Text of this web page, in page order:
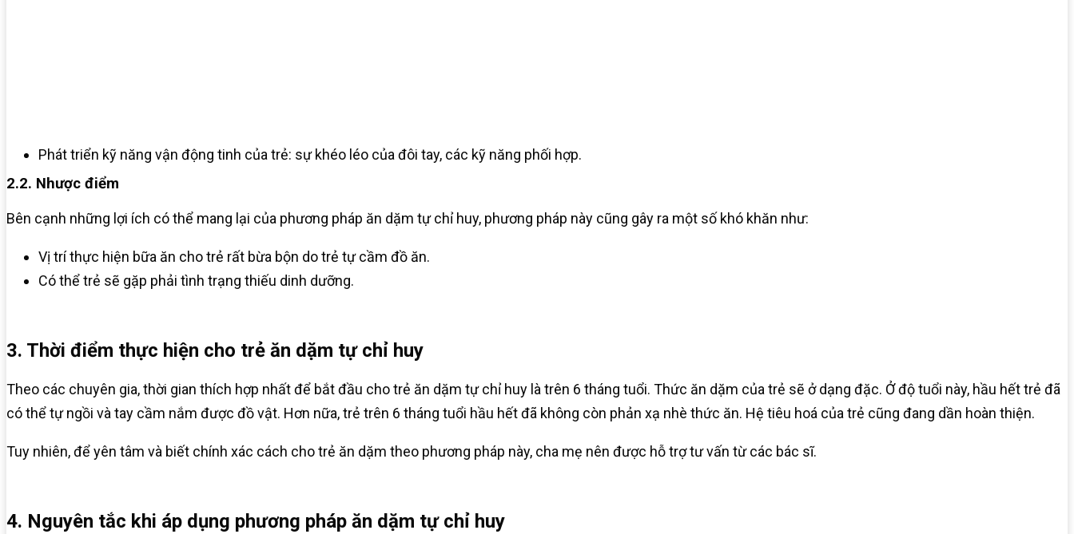
Phát triển kỹ năng vận động tinh của trẻ: sự khéo léo của đôi tay, các kỹ năng phối hợp.
2.2. Nhược điểm
Bên cạnh những lợi ích có thể mang lại của phương pháp ăn dặm tự chỉ huy, phương pháp này cũng gây ra một số khó khăn như:
Vị trí thực hiện bữa ăn cho trẻ rất bừa bộn do trẻ tự cầm đồ ăn.
Có thể trẻ sẽ gặp phải tình trạng thiếu dinh dưỡng.
3. Thời điểm thực hiện cho trẻ ăn dặm tự chỉ huy
Theo các chuyên gia, thời gian thích hợp nhất để bắt đầu cho trẻ ăn dặm tự chỉ huy là trên 6 tháng tuổi. Thức ăn dặm của trẻ sẽ ở dạng đặc. Ở độ tuổi này, hầu hết trẻ đã
có thể tự ngồi và tay cầm nắm được đồ vật. Hơn nữa, trẻ trên 6 tháng tuổi hầu hết đã không còn phản xạ nhè thức ăn. Hệ tiêu hoá của trẻ cũng đang dần hoàn thiện.
Tuy nhiên, để yên tâm và biết chính xác cách cho trẻ ăn dặm theo phương pháp này, cha mẹ nên được hỗ trợ tư vấn từ các bác sĩ.
4. Nguyên tắc khi áp dụng phương pháp ăn dặm tự chỉ huy